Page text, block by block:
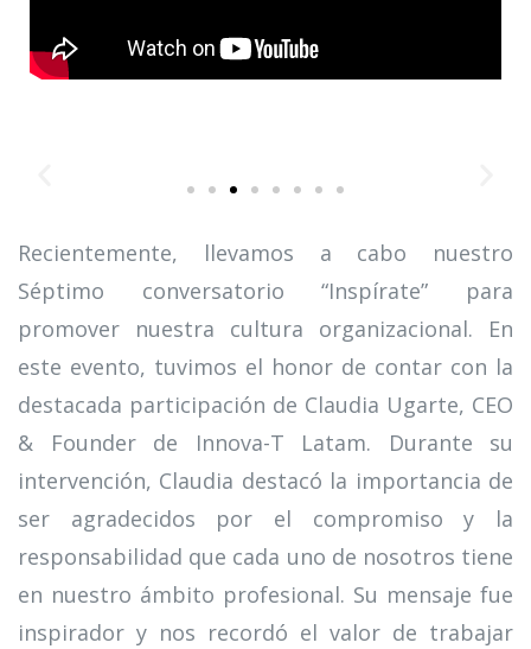
Recientemente, llevamos a cabo nuestro
Séptimo conversatorio “Inspírate” para
promover nuestra cultura organizacional. En
este evento, tuvimos el honor de contar con la
destacada participación de Claudia Ugarte, CEO
& Founder de Innova-T Latam. Durante su
intervención, Claudia destacó la importancia de
ser agradecidos por el compromiso y la
responsabilidad que cada uno de nosotros tiene
en nuestro ámbito profesional. Su mensaje fue
inspirador y nos recordó el valor de trabajar